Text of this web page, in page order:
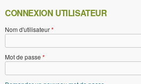
CONNEXION UTILISATEUR
Nom d'utilisateur*
Mot de passe *